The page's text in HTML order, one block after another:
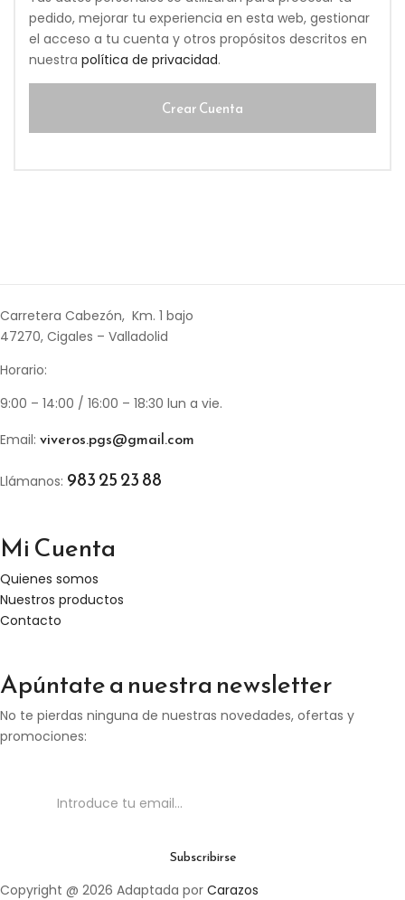
pedido, mejorar tu experiencia en esta web, gestionar
el acceso a tu cuenta y otros propósitos descritos en
nuestra política de privacidad.
Carretera Cabezón, Km. 1 bajo
47270, Cigales – Valladolid
Horario:
9:00 – 14:00 / 16:00 – 18:30 lun a vie.
Email: viveros.pgs@gmail.com
Llámanos: 983 25 23 88
Mi Cuenta
Quienes somos
Nuestros productos
Contacto
Apúntate a nuestra newsletter
No te pierdas ninguna de nuestras novedades, ofertas y
promociones:
Copyright @ 2026 Adaptada por Carazos